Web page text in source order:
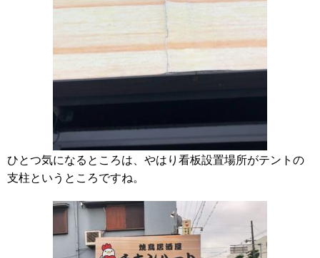
ひとつ気になるところは、やはり看板設置場所がテントの
支柱というところですね。